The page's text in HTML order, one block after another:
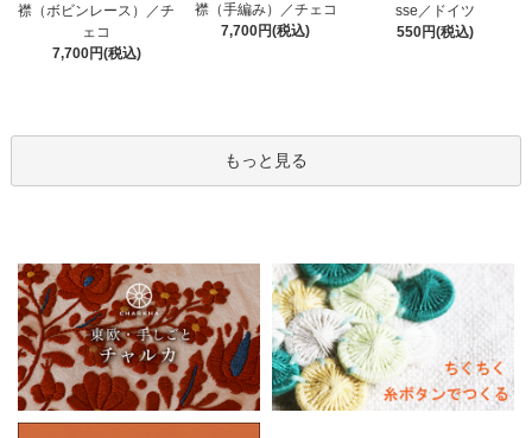
襟（ボビンレース）／チ
ェコ
7,700円(税込)
襟（手編み）／チェコ
7,700円(税込)
sse／ドイツ
550円(税込)
もっと見る